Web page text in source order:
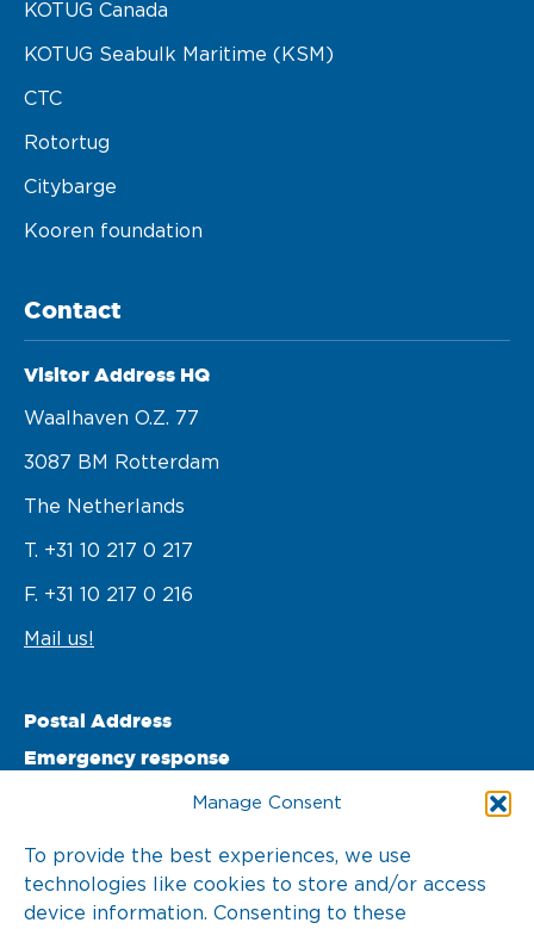
Manage Consent
To provide the best experiences, we use
technologies like cookies to store and/or access
device information. Consenting to these
KOTUG Canada
KOTUG Seabulk Maritime (KSM)
CTC
Rotortug
Citybarge
Kooren foundation
Contact
Visitor Address HQ
Waalhaven O.z. 77
3087 BM Rotterdam
The Netherlands
T. +31 10 217 0 217
F. +31 10 217 0 216
Mail us!
Postal Address
Emergency response
3003 DA Rotterdam
The Netherlands